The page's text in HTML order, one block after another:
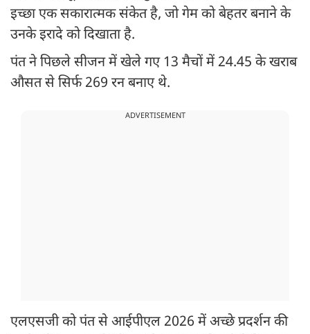
इच्छा एक सकारात्मक संकेत है, जो गेम को बेहतर बनाने के
उनके इरादे को दिखाता है.
पंत ने पिछले सीजन में खेले गए 13 मैचों में 24.45 के खराब
औसत से सिर्फ 269 रन बनाए थे.
ADVERTISEMENT
एलएसजी को पंत से आईपीएल 2026 में अच्छे प्रदर्शन की